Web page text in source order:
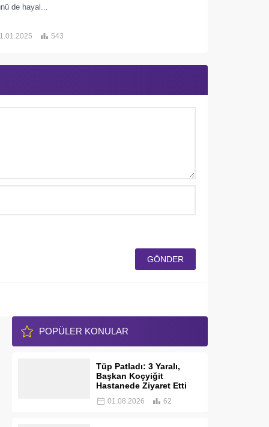
de hayal...
543
POPÜLER KONULAR
Tüp Patladı: 3 Yaralı,
Başkan Koçyiğit
Hastanede Ziyaret Etti
01.08.2026 62